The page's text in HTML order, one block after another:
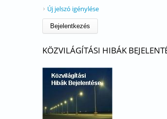
Új jelszó igénylése
KÖZVILÁGÍTÁSI HIBÁK